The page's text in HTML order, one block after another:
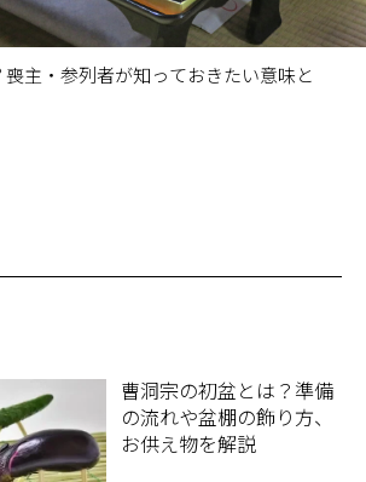
主・参列者が知っておきたい意味と
曹洞宗の初盆とは？準備
の流れや盆棚の飾り方、
お供え物を解説